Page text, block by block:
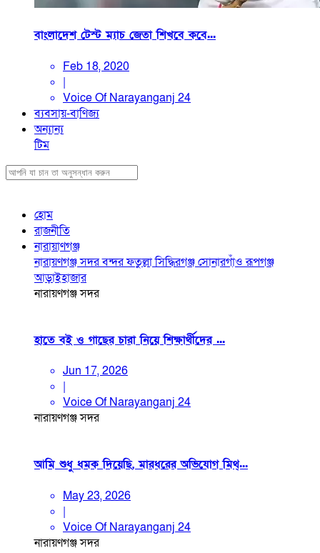
বাংলাদেশ টেস্ট ম্যাচ জেতা শিখবে কবে...
Feb 18, 2020
|
Voice Of Narayanganj 24
ব্যবসায়-বাণিজ্য
অন্যান্য
টিম
হোম
রাজনীতি
নারায়াণগঞ্জ
নারায়ণগঞ্জ সদরবন্দরফতুল্লাসিদ্ধিরগঞ্জসোনারগাঁওরূপগঞ্জ
আড়াইহাজার
নারায়ণগঞ্জ সদর
হাতে বই ও গাছের চারা নিয়ে শিক্ষার্থীদের ...
Jun 17, 2026
|
Voice Of Narayanganj 24
নারায়ণগঞ্জ সদর
আমি শুধু ধমক দিয়েছি, মারধরের অভিযোগ মিথ্...
May 23, 2026
|
Voice Of Narayanganj 24
নারায়ণগঞ্জ সদর